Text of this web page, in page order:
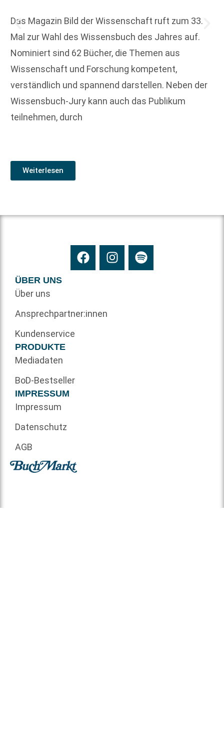
Das Magazin Bild der Wissenschaft ruft zum 33.
Mal zur Wahl des Wissensbuch des Jahres auf.
Nominiert sind 62 Bücher, die Themen aus
Wissenschaft und Forschung kompetent,
verständlich und spannend darstellen. Neben der
Wissensbuch-Jury kann auch das Publikum
teilnehmen, durch
Weiterlesen
ÜBER UNS
Über uns
Ansprechpartner:innen
Kundenservice
PRODUKTE
Mediadaten
BoD-Bestseller
IMPRESSUM
Impressum
Datenschutz
AGB